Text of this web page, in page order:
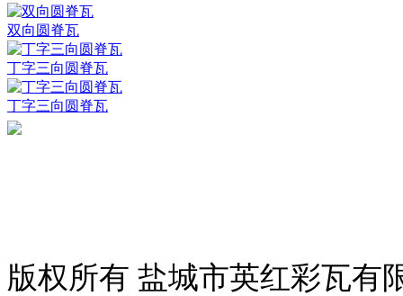
双向圆脊瓦
丁字三向圆脊瓦
丁字三向圆脊瓦
版权所有 盐城市英红彩瓦有